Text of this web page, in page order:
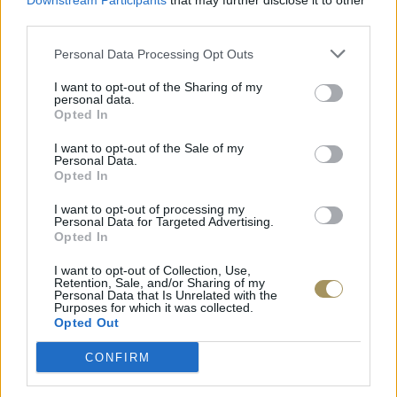
Personal Data Processing Opt Outs
I want to opt-out of the Sharing of my
personal data.
Opted In
I want to opt-out of the Sale of my
Personal Data.
Opted In
I want to opt-out of processing my
Personal Data for Targeted Advertising.
Opted In
I want to opt-out of Collection, Use,
Retention, Sale, and/or Sharing of my
Personal Data that Is Unrelated with the
Purposes for which it was collected.
Opted Out
CONFIRM